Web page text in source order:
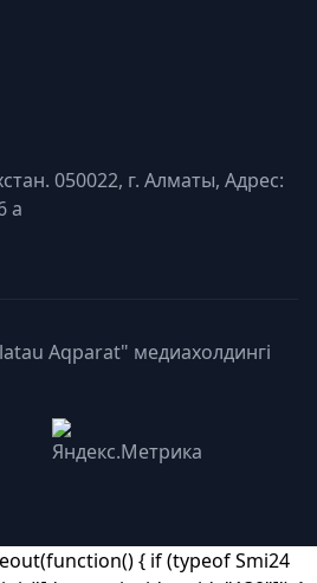
050022, г. Алматы, Адрес:
а
Aqparat" медиахолдингі
{ if (typeof Smi24